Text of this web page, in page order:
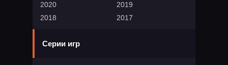
2020
2019
2018
2017
Серии игр